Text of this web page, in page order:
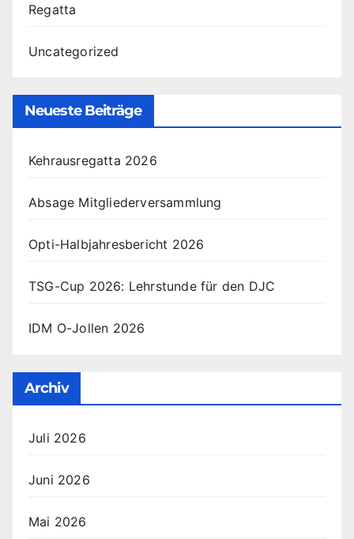
Regatta
Uncategorized
Neueste Beiträge
Kehrausregatta 2026
Absage Mitgliederversammlung
Opti-Halbjahresbericht 2026
TSG-Cup 2026: Lehrstunde für den DJC
IDM O-Jollen 2026
Archiv
Juli 2026
Juni 2026
Mai 2026